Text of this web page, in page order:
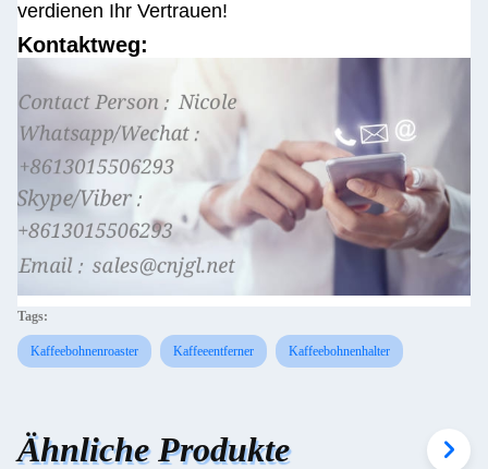
verdienen Ihr Vertrauen!
Kontaktweg:
Tags:
Kaffeebohnenroaster Kaffeeentferner Kaffeebohnenhalter
Ähnliche Produkte